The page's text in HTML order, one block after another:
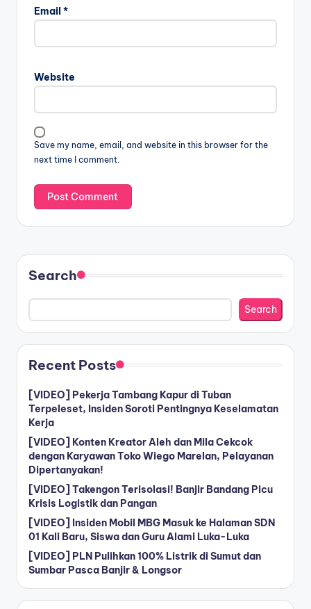
Email *
Website
Save my name, email, and website in this browser for the
next time I comment.
Search
Search
Recent Posts
[VIDEO] Pekerja Tambang Kapur di Tuban
Terpeleset, Insiden Soroti Pentingnya Keselamatan
Kerja
[VIDEO] Konten Kreator Aleh dan Mila Cekcok
dengan Karyawan Toko Wiego Marelan, Pelayanan
Dipertanyakan!
[VIDEO] Takengon Terisolasi! Banjir Bandang Picu
Krisis Logistik dan Pangan
[VIDEO] Insiden Mobil MBG Masuk ke Halaman SDN
01 Kali Baru, Siswa dan Guru Alami Luka-Luka
[VIDEO] PLN Pulihkan 100% Listrik di Sumut dan
Sumbar Pasca Banjir & Longsor